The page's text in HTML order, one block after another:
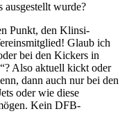
ausgestellt wurde?
Punkt, den Klinsi-
Glaub ich
bei den Kickers in
Also aktuell kickt oder
dann auch nur bei den
oder wie diese
Kein DFB-